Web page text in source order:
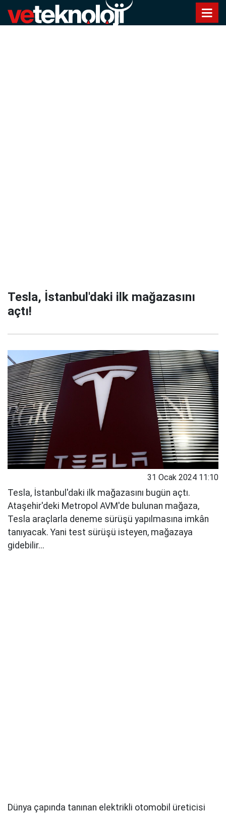
Tesla, İstanbul'daki ilk mağazasını
açtı!
31 Ocak 2024 11:10
Tesla, İstanbul'daki ilk mağazasını bugün açtı.
Ataşehir'deki Metropol AVM'de bulunan mağaza,
Tesla araçlarla deneme sürüşü yapılmasına imkân
tanıyacak. Yani test sürüşü isteyen, mağazaya
gidebilir...
Dünya çapında tanınan elektrikli otomobil üreticisi